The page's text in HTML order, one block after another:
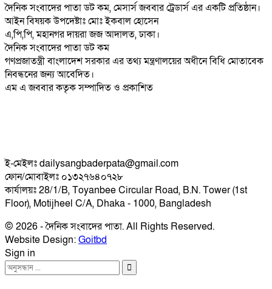
দৈনিক সংবাদের পাতা ডট কম, মেসার্স জববার ট্রেডার্স এর একটি প্রতিষ্ঠান।
আইন বিষয়ক উপদেষ্টাঃ মোঃ ইকবাল হোসেন
এ,পি,পি, মহানগর দায়রা জজ আদালত, ঢাকা।
দৈনিক সংবাদের পাতা ডট কম
গণপ্রজাতন্ত্রী বাংলাদেশ সরকার এর তথ্য মন্ত্রণালয়ের অধীনে বিধি মোতাবেক
নিবন্ধনের জন্য আবেদিত।
এম এ জববার কতৃক সম্পাদিত ও প্রকাশিত
ই-মেইলঃ dailysangbaderpata@gmail.com
ফোন/মোবাইলঃ ০১৩২৭৬৪০৭২৮
কার্যালয়ঃ 28/1/B, Toyanbee Circular Road, B.N. Tower (1st
Floor), Motijheel C/A, Dhaka - 1000, Bangladesh
© 2026 - দৈনিক সংবাদের পাতা. All Rights Reserved.
Website Design:Goitbd
Sign in